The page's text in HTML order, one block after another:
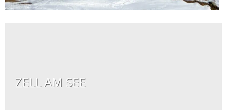
ZELL AM SEE